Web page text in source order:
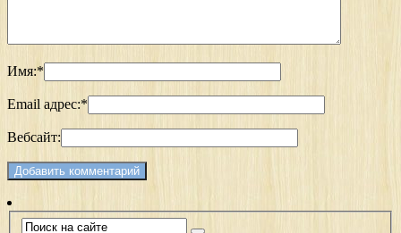
Имя:*
Email адрес:*
Вебсайт: